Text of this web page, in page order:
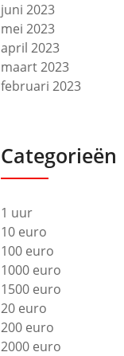
juni 2023
mei 2023
april 2023
maart 2023
februari 2023
Categorieën
1 uur
10 euro
100 euro
1000 euro
1500 euro
20 euro
200 euro
2000 euro